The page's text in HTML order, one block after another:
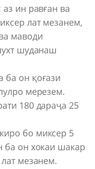
ин равған ва
лат мезанем,
маводи
шуданаш
ба он қоғази
мерезем.
180 дараҷа 25
бо миксер 5
ба он хокаи шакар
мезанем.